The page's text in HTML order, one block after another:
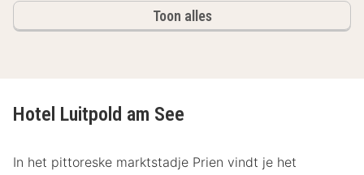
Toon alles
Hotel Luitpold am See
In het pittoreske marktstadje Prien vindt je het